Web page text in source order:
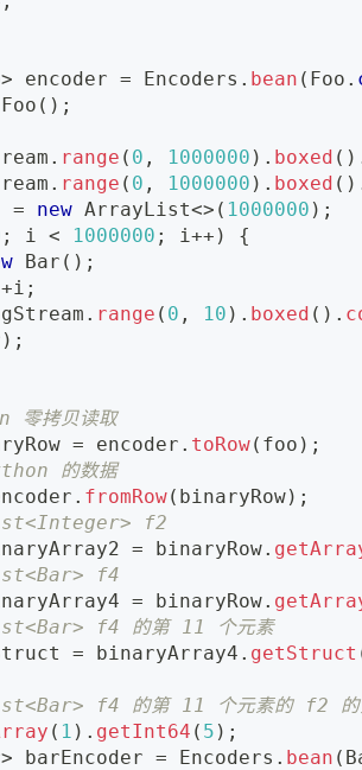
> encoder = Encoders . bean ( Foo .
Foo ( ) ;
. range ( 0 , 1000000 ) . boxed ( )
. range ( 0 , 1000000 ) . boxed ( )
= new ArrayList<> ( 1000000 ) ;
; i < 1000000 ; i ++ )
{
Bar ( ) ;
+i ;
. range ( 0 , 10 ) . boxed ( ) .
) ;
拷贝读取
= encoder . toRow( foo ) ;
的数据
. fromRow( binaryRow) ;
f2
= binaryRow.
f4
= binaryRow.
f4 的第 11 个元素
= binaryArray4 . getStruct
f4 的第 11 个元素的 f2 的
( 1 ) . getInt64 ( 5 ) ;
> barEncoder = Encoders . bean (